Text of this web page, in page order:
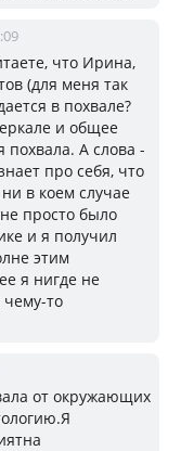
что Ирина,
(для меня так
в похвале?
и общее
похвала. А слова -
про себя, что
в коем случае
просто было
и я получил
этим
я нигде не
чему-то
от окружающих